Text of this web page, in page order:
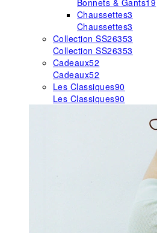
Bonnets & Gants19
Chaussettes3
Chaussettes3
Collection SS26353
Collection SS26353
Cadeaux52
Cadeaux52
Les Classiques90
Les Classiques90